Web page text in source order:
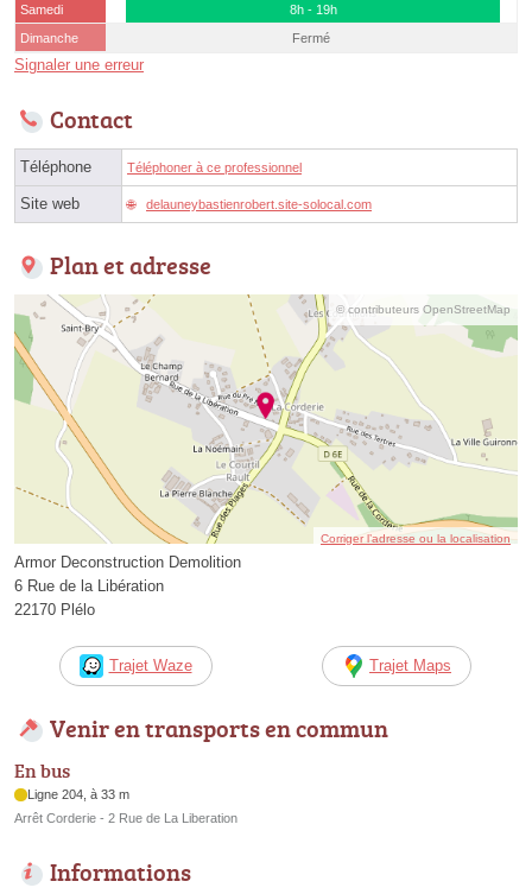
Samedi
8h - 19h
Dimanche
Fermé
Signaler une erreur
Contact
Téléphone Téléphoner à ce professionnel
Site web delauneybastienrobert.site-solocal.com
Plan et adresse
© contributeurs OpenStreetMap
Corriger l’adresse ou la localisation
Armor Deconstruction Demolition
6 Rue de la Libération
22170 Plélo
Trajet Waze Trajet Maps
Venir en transports en commun
En bus
Ligne 204, à 33 m
Arrêt Corderie - 2 Rue de La Liberation
Informations